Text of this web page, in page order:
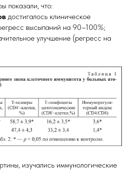
показали, что:
достигалось клиническое
высыпаний на 90–100%;
улучшение (регресс на
изучались иммунологические